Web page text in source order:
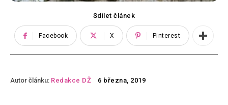
Sdílet článek
Facebook X Pinterest
Autor článku: Redakce DŽ 6 března, 2019